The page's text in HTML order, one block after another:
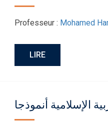
Professeur : Mohamed
LIRE
الإسلامية أنموذجا